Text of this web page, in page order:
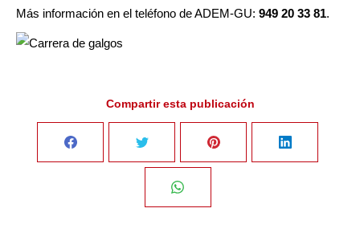
Más información en el teléfono de ADEM-GU: 949 20 33 81.
Compartir esta publicación
Share Share Share